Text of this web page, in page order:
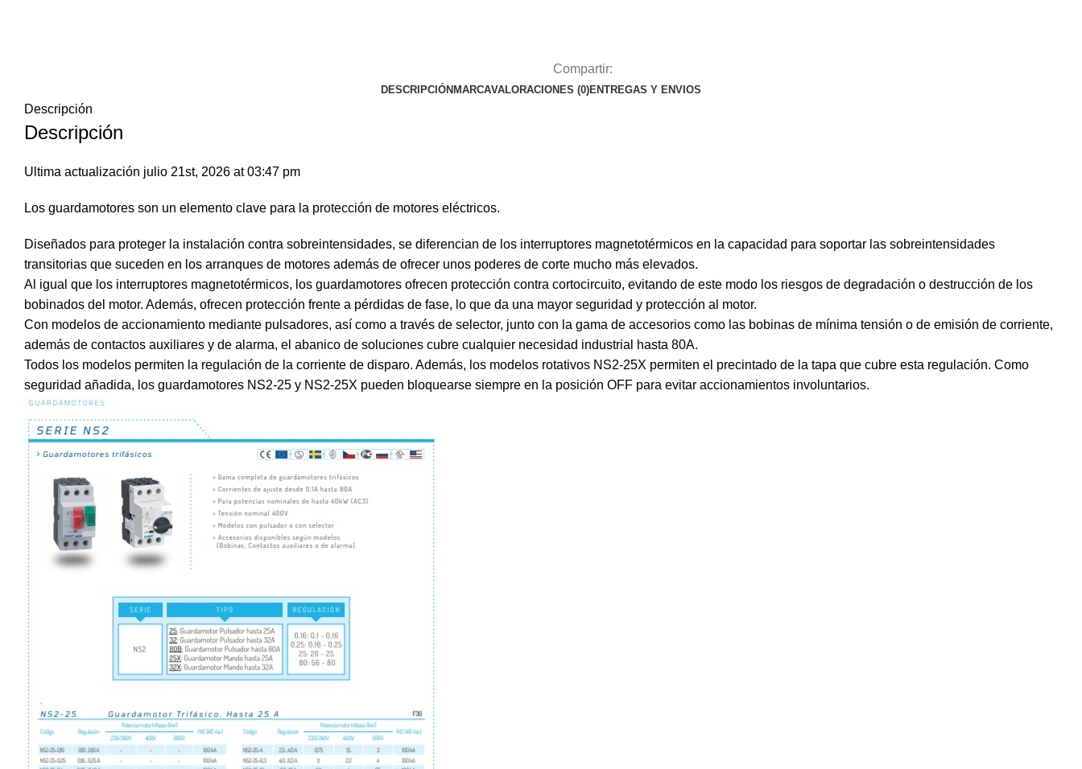
Compartir:
DESCRIPCIÓN MARCAVALORACIONES (0)ENTREGAS Y ENVIOS
Descripción
Descripción
Ultima actualización julio 21st, 2026 at 03:47 pm
Los guardamotores son un elemento clave para la protección de motores eléctricos.
Diseñados para proteger la instalación contra sobreintensidades, se diferencian de los interruptores magnetotérmicos en la capacidad para soportar las sobreintensidades
transitorias que suceden en los arranques de motores además de ofrecer unos poderes de corte mucho más elevados.
Al igual que los interruptores magnetotérmicos, los guardamotores ofrecen protección contra cortocircuito, evitando de este modo los riesgos de degradación o destrucción de los
bobinados del motor. Además, ofrecen protección frente a pérdidas de fase, lo que da una mayor seguridad y protección al motor.
Con modelos de accionamiento mediante pulsadores, así como a través de selector, junto con la gama de accesorios como las bobinas de mínima tensión o de emisión de corriente,
además de contactos auxiliares y de alarma, el abanico de soluciones cubre cualquier necesidad industrial hasta 80A.
Todos los modelos permiten la regulación de la corriente de disparo. Además, los modelos rotativos NS2-25X permiten el precintado de la tapa que cubre esta regulación. Como
seguridad añadida, los guardamotores NS2-25 y NS2-25X pueden bloquearse siempre en la posición OFF para evitar accionamientos involuntarios.